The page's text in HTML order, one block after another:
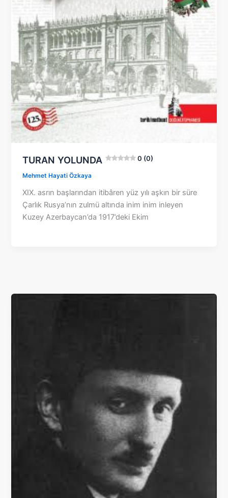
TURAN YOLUNDA 0 (0)
Mehmet Hayati Özkaya
XIX. asrın başlarından itibâren yüz yılı aşkın bir süre
Çarlık Rusya’nın zulmü altında inim inim inleyen
Kuzey Azerbaycan’da 1917’deki Ekim